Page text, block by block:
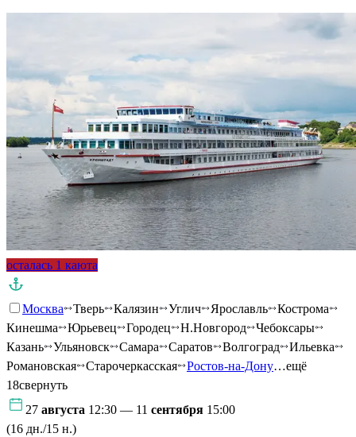
осталась 1 каюта
Москва Тверь Калязин Углич Ярославль
Кострома
Кинешма
Юрьевец Городец Н.Новгород
Чебоксары
Казань
Ульяновск Самара Саратов Волгоград
Ильевка
Романовская
Старочеркасская Ростов-на-Дону…ещё
18свернуть
27 августа 12:30 — 11 сентября 15:00
(16 дн./15 н.)